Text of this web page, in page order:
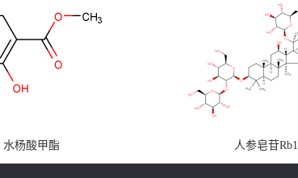
水杨酸甲酯 人参皂苷Rb1